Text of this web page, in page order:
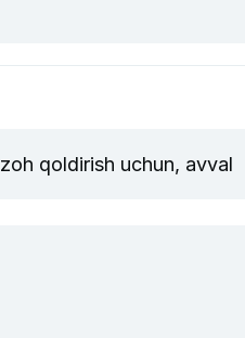
qoldirish uchun, avval